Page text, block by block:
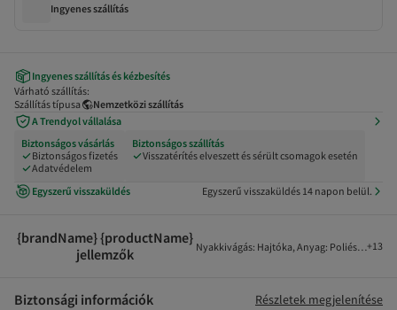
Ingyenes szállítás
Ingyenes szállítás és kézbesítés
Várható szállítás:
Szállítás típusa
Nemzetközi szállítás
A Trendyol vállalása
Biztonságos vásárlás
Biztonságos fizetés
Adatvédelem
Biztonságos szállítás
Visszatérítés elveszett és sérült csomagok esetén
Egyszerű visszaküldés Egyszerű visszaküldés 14 napon belül.
{brandName} {productName}
jellemzők
Nyakkivágás: Hajtóka,Anyag: Poliészter-
+13
Biztonsági információk Részletek megjelenítése